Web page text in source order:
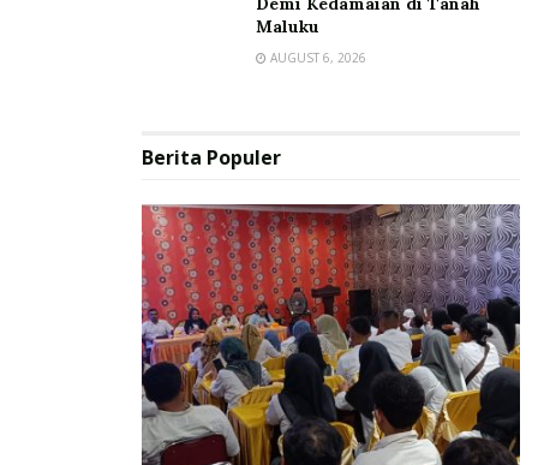
Maluku
AUGUST 6, 2026
Berita Populer